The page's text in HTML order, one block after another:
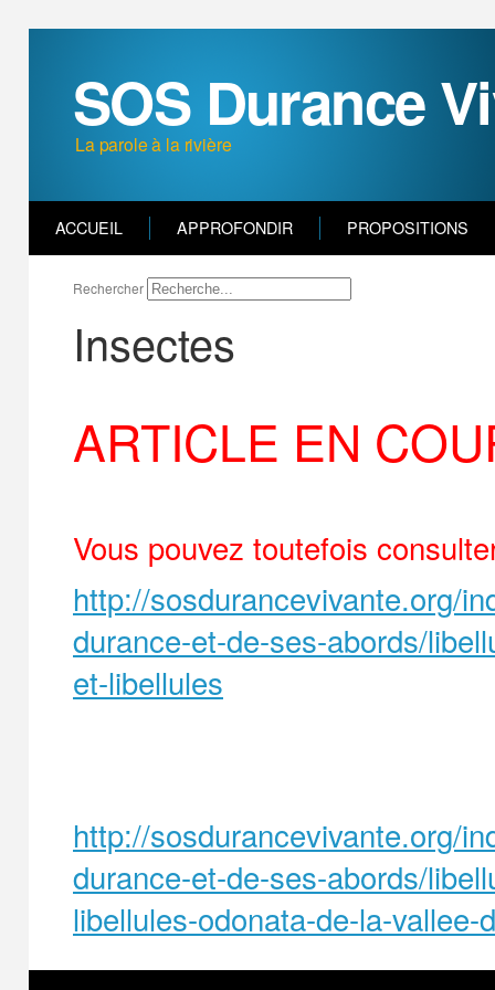
SOS Durance
La parole à la rivière
ACCUEIL APPROFONDIR PROPOSITIONS
Rechercher
Insectes
ARTICLE EN
Vous pouvez toutefois
http://sosdurancevivante.org/
durance-et-de-ses-abords/
et-libellules
http://sosdurancevivante.org/
durance-et-de-ses-abords/
libellules-odonata-de-la-